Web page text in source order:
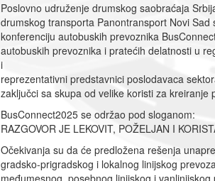
Poslovno udruženje drumskog saobraćaja
drumskog transporta Panontransport Novi
konferenciju autobuskih prevoznika
autobuskih prevoznika i pratećih delatnosti u
i
reprezentativni predstavnici poslodavaca
zaključci sa skupa od velike koristi za kreiranje
BusConnect2025 se održao pod sloganom:
RAZGOVOR JE LEKOVIT, POŽELJAN I
Očekivanja su da će predložena rešenja
gradsko-prigradskog i lokalnog linijskog
međumesnog, posebnog linijskog i